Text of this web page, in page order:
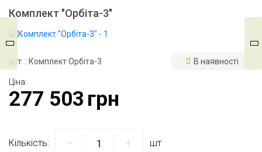
обладнання
проектування
Комплект "Орбіта-3"
арт. : Комплект Орбіта-3 В наявності
Ціна:
277 503 грн
Кількість: шт